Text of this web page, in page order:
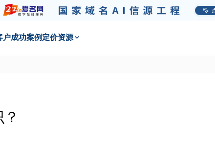
户成功案例 定价资源